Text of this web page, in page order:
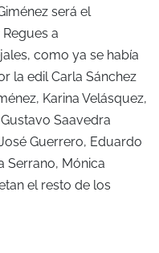
será el
a
como ya se había
la edil Carla Sánchez
Karina Velásquez,
Saavedra
Guerrero, Eduardo
Serrano, Mónica
el resto de los